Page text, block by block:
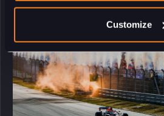
Customize